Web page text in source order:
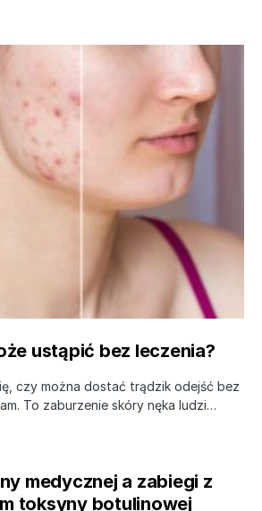
ustąpić bez leczenia?
czy można dostać trądzik odejść bez
To zaburzenie skóry nęka ludzi…
medycznej a zabiegi z
toksyny botulinowej